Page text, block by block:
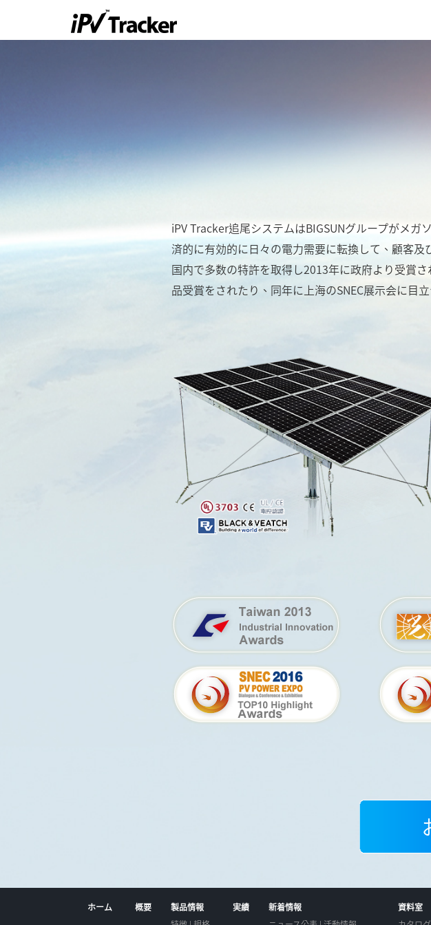
iPV Tracker追尾システムはBIGSUNグループがメ
済的に有効的に日々の電力需要に転換して、顧客
国内で多数の特許を取得し2013年に政府より受賞
品受賞をされたり、同年に上海のSNEC展示会に目
ホーム 概要 製品情報 実績 新着情報 資料室